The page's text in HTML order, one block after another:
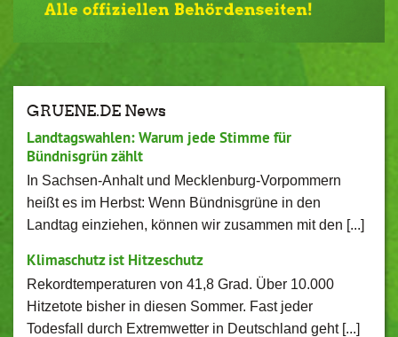
GRUENE.DE News
Landtagswahlen: Warum jede Stimme für
Bündnisgrün zählt
In Sachsen-Anhalt und Mecklenburg-Vorpommern
heißt es im Herbst: Wenn Bündnisgrüne in den
Landtag einziehen, können wir zusammen mit den [...]
Klimaschutz ist Hitzeschutz
Rekordtemperaturen von 41,8 Grad. Über 10.000
Hitzetote bisher in diesen Sommer. Fast jeder
Todesfall durch Extremwetter in Deutschland geht [...]